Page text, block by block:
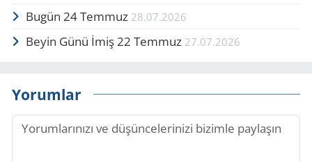
Bugün 24 Temmuz 28.07.2026
Beyin Günü İmiş 22 Temmuz 27.07.2026
Yorumlar